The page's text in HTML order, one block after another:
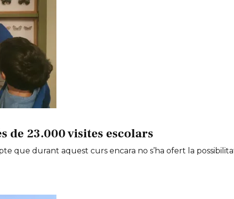
de 23.000 visites escolars
que durant aquest curs encara no s’ha ofert la